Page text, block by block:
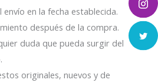
envío en la fecha establecida.
después de la compra.
duda que pueda surgir del
originales, nuevos y de